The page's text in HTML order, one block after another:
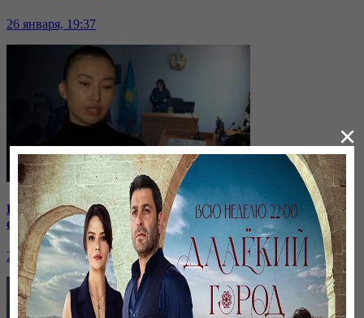
26 января, 19:37
Бірнеше отбасын алдаған туристік фирма директоры
сотталып жатыр
26 января, 19:36
×